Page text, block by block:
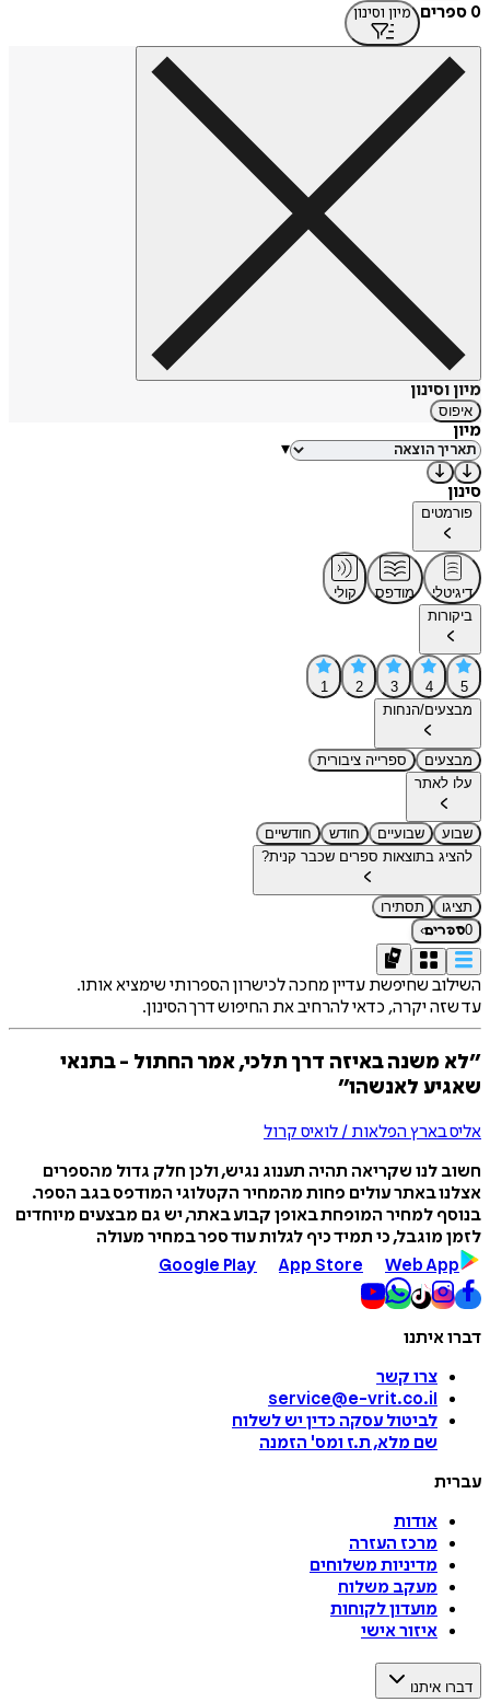
0 ספרים מיון וסינון
מיון וסינון
איפוס
מיון
▾
סינון
פורמטים
דיגיטלי מודפס
קולי
ביקורות
5
4
3
2
1
מבצעים/הנחות
מבצעים
ספרייה ציבורית
עלו לאתר
שבוע שבועיים חודש
חודשיים
להציג בתוצאות ספרים שכבר קנית?
תציגו
תסתירו
0ספרים›
השילוב שחיפשת עדיין מחכה לכישרון הספרותי שימציא אותו.
עד שזה יקרה, כדאי להרחיב את החיפוש דרך הסינון.
״לא משנה באיזה דרך תלכי, אמר החתול - בתנאי
שאגיע לאנשהו״
אליס בארץ הפלאות / לואיס קרול
חשוב לנו שקריאה תהיה תענוג נגיש, ולכן חלק גדול מהספרים
אצלנו באתר עולים פחות מהמחיר הקטלוגי המודפס בגב הספר.
בנוסף למחיר המופחת באופן קבוע באתר, יש גם מבצעים מיוחדים
לזמן מוגבל, כי תמיד כיף לגלות עוד ספר במחיר מעולה
Google Play
App Store Web App
דברו איתנו
צרו קשר
service@e-vrit.co.il
לביטול עסקה כדין יש לשלוח
שם מלא, ת.ז ומס' הזמנה
עברית
אודות
מרכז העזרה
מדיניות משלוחים
מעקב משלוח
מועדון לקוחות
איזור אישי
דברו איתנו